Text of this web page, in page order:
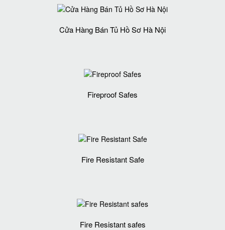
Cửa Hàng Bán Tủ Hồ Sơ Hà Nội
Fireproof Safes
Fire Resistant Safe
Fire Resistant safes